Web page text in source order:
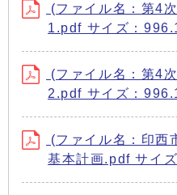
(ファイル名：第4
1.pdf サイズ：
(ファイル名：第4
2.pdf サイズ：
(ファイル名：印西
基本計画.pdf サイ